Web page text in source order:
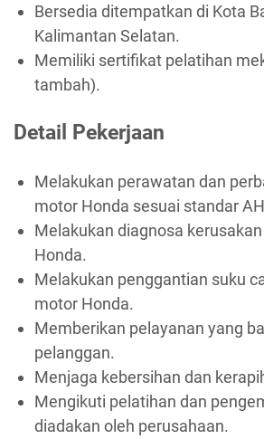
Bersedia ditempatkan di Kota
Kalimantan Selatan.
Memiliki sertifikat pelatihan
tambah).
Detail Pekerjaan
Melakukan perawatan dan
motor Honda sesuai standar
Melakukan diagnosa
Honda.
Melakukan penggantian suku
motor Honda.
Memberikan pelayanan yang
pelanggan.
Menjaga kebersihan dan
Mengikuti pelatihan dan
diadakan oleh perusahaan.